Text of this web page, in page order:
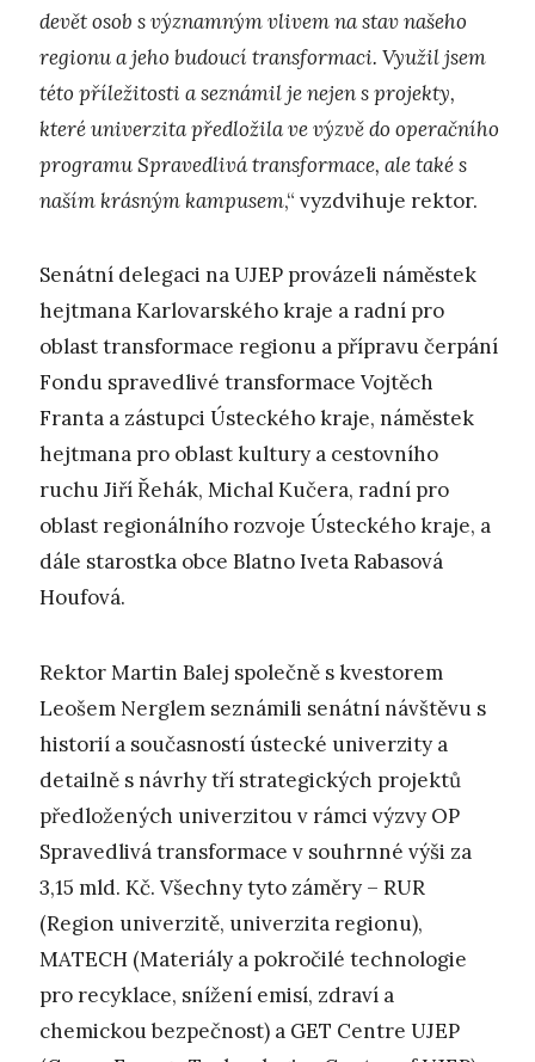
devět osob s významným vlivem na stav našeho
regionu a jeho budoucí transformaci. Využil jsem
této příležitosti a seznámil je nejen s projekty,
které univerzita předložila ve výzvě do operačního
programu Spravedlivá transformace, ale také s
naším krásným kampusem,“ vyzdvihuje rektor.
Senátní delegaci na UJEP provázeli náměstek
hejtmana Karlovarského kraje a radní pro
oblast transformace regionu a přípravu čerpání
Fondu spravedlivé transformace Vojtěch
Franta a zástupci Ústeckého kraje, náměstek
hejtmana pro oblast kultury a cestovního
ruchu Jiří Řehák, Michal Kučera, radní pro
oblast regionálního rozvoje Ústeckého kraje, a
dále starostka obce Blatno Iveta Rabasová
Houfová.
Rektor Martin Balej společně s kvestorem
Leošem Nerglem seznámili senátní návštěvu s
historií a současností ústecké univerzity a
detailně s návrhy tří strategických projektů
předložených univerzitou v rámci výzvy OP
Spravedlivá transformace v souhrnné výši za
3,15 mld. Kč. Všechny tyto záměry – RUR
(Region univerzitě, univerzita regionu),
MATECH (Materiály a pokročilé technologie
pro recyklace, snížení emisí, zdraví a
chemickou bezpečnost) a GET Centre UJEP